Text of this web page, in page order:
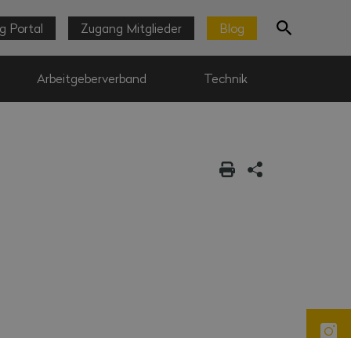
Portal Zugang Mitglieder Blog
Arbeitgeberverband Technik